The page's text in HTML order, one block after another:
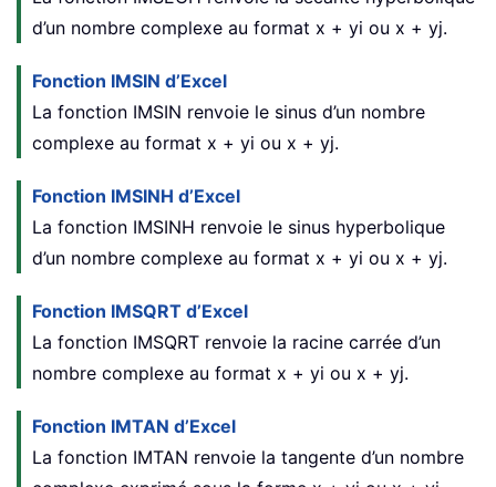
d’un nombre complexe au format x + yi ou x + yj.
Fonction IMSIN d’Excel
La fonction IMSIN renvoie le sinus d’un nombre
complexe au format x + yi ou x + yj.
Fonction IMSINH d’Excel
La fonction IMSINH renvoie le sinus hyperbolique
d’un nombre complexe au format x + yi ou x + yj.
Fonction IMSQRT d’Excel
La fonction IMSQRT renvoie la racine carrée d’un
nombre complexe au format x + yi ou x + yj.
Fonction IMTAN d’Excel
La fonction IMTAN renvoie la tangente d’un nombre